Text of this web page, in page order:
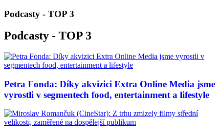
Podcasty - TOP 3
Podcasty - TOP 3
Petra Fonda: Díky akvizici Extra Online Media jsme
vyrostli v segmentech food, entertainment a lifestyle